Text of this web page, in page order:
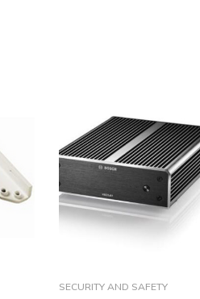
SECURITY AND SAFETY